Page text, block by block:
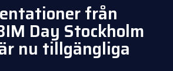
från
Day Stockholm
nu tillgängliga